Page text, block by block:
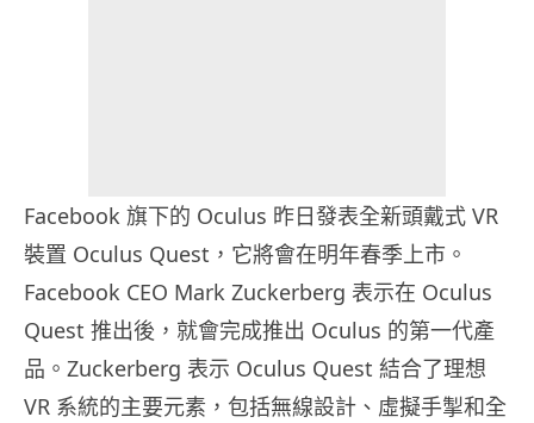
Facebook 旗下的 Oculus 昨日發表全新頭戴式 VR
裝置 Oculus Quest，它將會在明年春季上市。
Facebook CEO Mark Zuckerberg 表示在 Oculus
Quest 推出後，就會完成推出 Oculus 的第一代產
品。Zuckerberg 表示 Oculus Quest 結合了理想
VR 系統的主要元素，包括無線設計、虛擬手掣和全